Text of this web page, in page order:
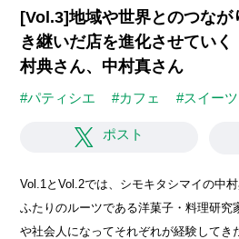
[Vol.3]地域や世界とのつなが
き継いだ店を進化させてい
村典さん、中村真さん
#パティシエ #カフェ #スイーツ
ポスト
Vol.1とVol.2では、シモキタシマイの中
ふたりのルーツである洋菓子・料理研究
や社会人になってそれぞれが経験してき